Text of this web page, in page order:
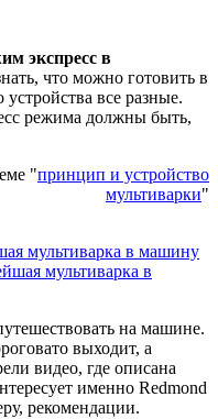
экспресс в
что можно готовить в
все разные.
режима должны быть,
"принцип и устройство
мультиварки"
мультиварка в машину
на машине.
выходит, а
видео, где описана
именно Redmond
рекомендации.